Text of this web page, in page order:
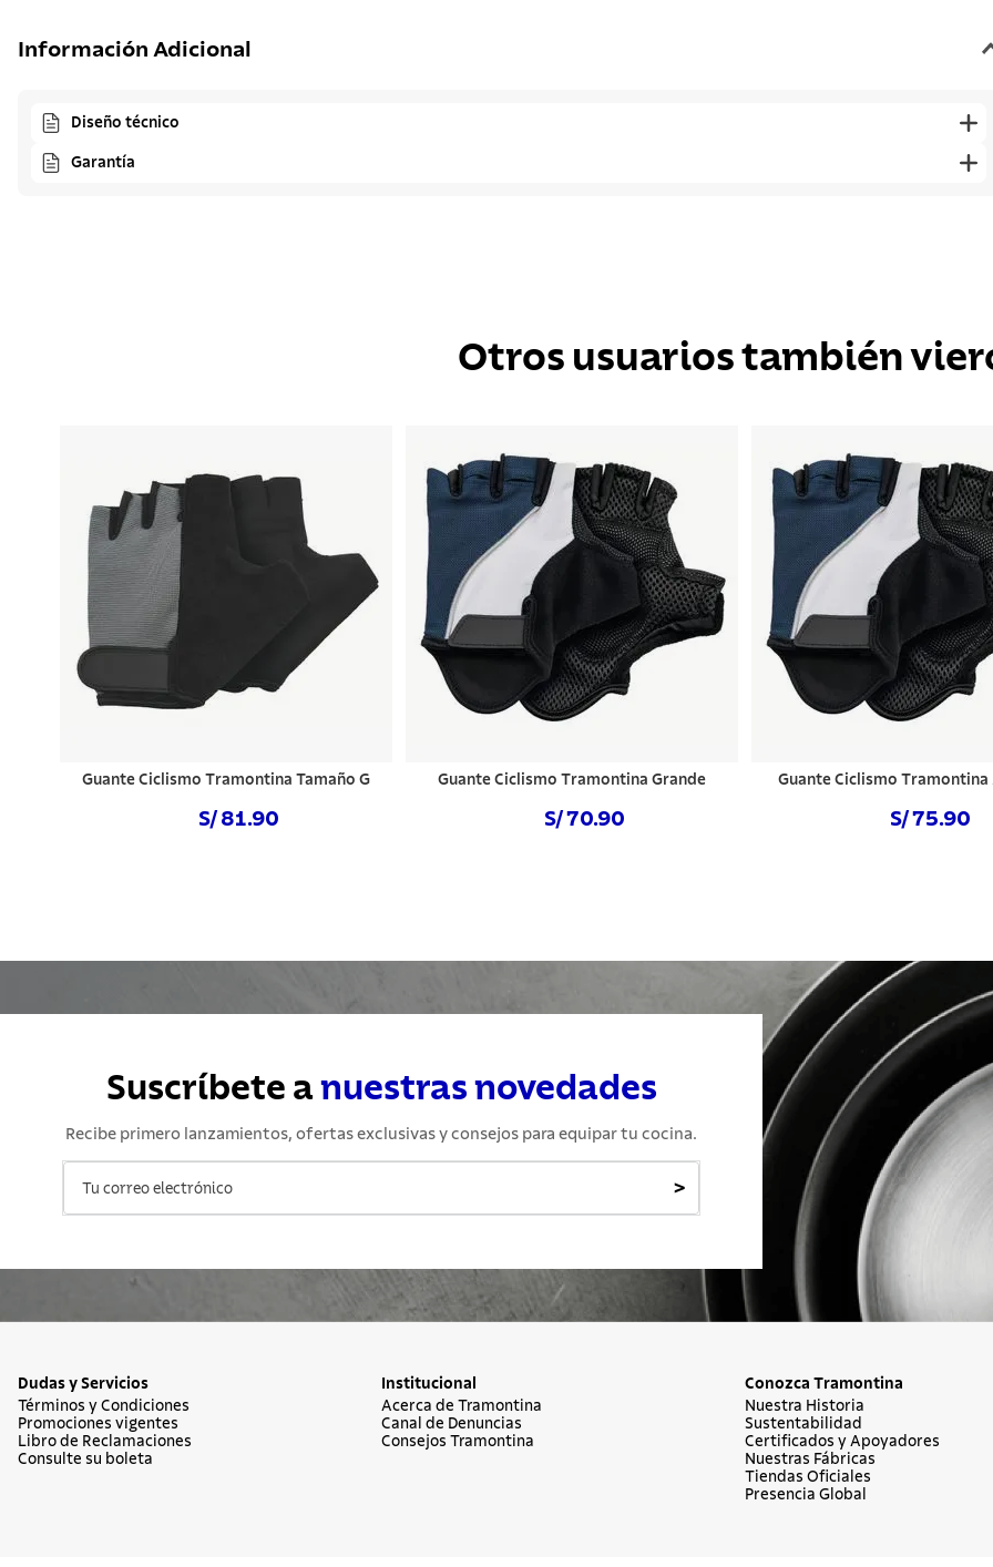
Información Adicional
Diseño técnico
Garantía
Otros usuarios también
Guante Ciclismo Tramontina Tamaño G
S/ 81.90
Guante Ciclismo Tramontina Grande
S/ 70.90
Guante Ciclismo Tramontina
S/ 75.90
Suscríbete anuestras novedades
Recibe primero lanzamientos, ofertas exclusivas y consejos para equipar tu cocina.
>
Dudas y Servicios
Términos y Condiciones
Promociones vigentes
Libro de Reclamaciones
Consulte su boleta
Institucional
Acerca de Tramontina
Canal de Denuncias
Consejos Tramontina
Conozca Tramontina
Nuestra Historia
Sustentabilidad
Certificados y Apoyadores
Nuestras Fábricas
Tiendas Oficiales
Presencia Global